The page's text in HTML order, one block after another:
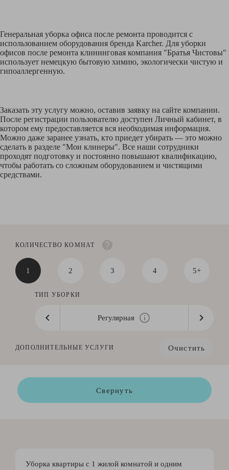
Генеральная уборка офиса после ремонта проводится с
использованием оборудования бренда Karcher. Для уборки
офисов после ремонта клининговая компания "Братья Чистовы"
использует немецкую бытовую химию, экологически чистую и
гипоаллергенную.
Заказать эту услугу можно, оставив заявку на сайте компании.
После регистрации пользователю доступен Личный кабинет, в
котором ему предоставляется вся необходимая информация.
Можно даже заранее узнать, кто приедет убирать — это можно
сделать в разделе "Мои клинеры". Все наши сотрудники
проходят подготовку и постоянно повышают квалификацию,
чтобы работать со сложным оборудованием и чистящими
средствами.
КОЛИЧЕСТВО КОМНАТ
1 2 3 4 5+
ТИП УБОРКИ
Регулярная
ДОПОЛНИТЕЛЬНЫЕ УСЛУГИ Очистить
Свернуть
Уборка квартиры с 1 жилой комнатой и одним